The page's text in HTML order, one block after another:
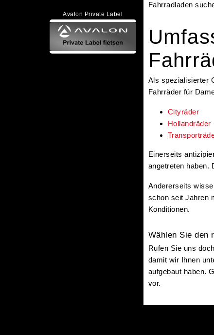
Avalon Private Label
Fahrradladen
Als spezialisierter
Fahrräder für
Cityräder
Hollandräder
Einerseits
angetreten haben.
Andererseits
schon seit Jahren
Konditionen.
Wählen Sie den
Rufen Sie uns
damit wir Ihnen
aufgebaut haben.
vor.